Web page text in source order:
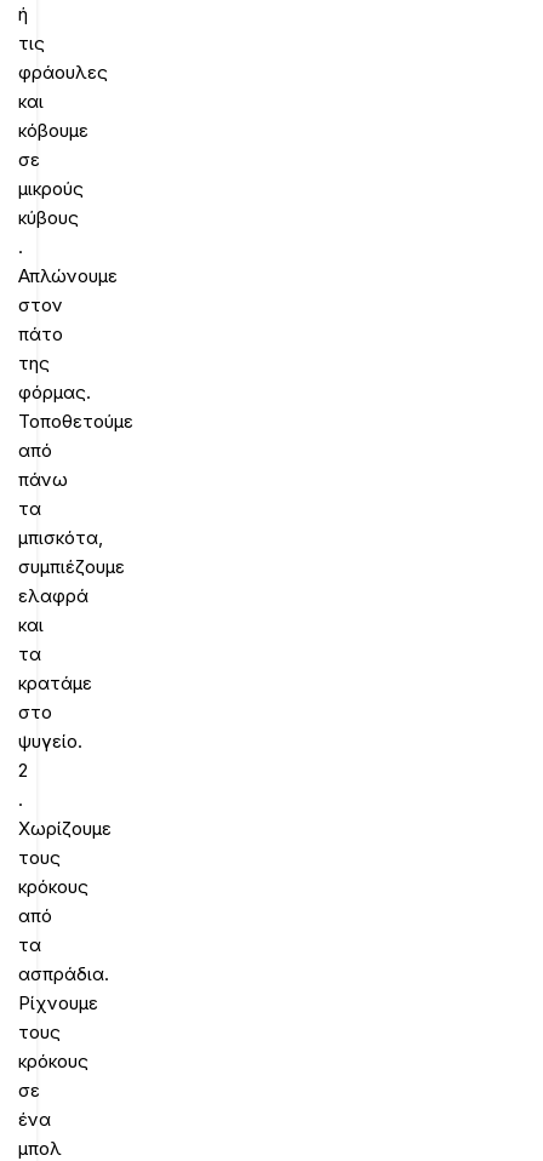
ή
τις
φράουλες
και
κόβουμε
σε
μικρούς
κύβους
.
Απλώνουμε
στον
πάτο
της
φόρμας.
Τοποθετούμε
από
πάνω
τα
μπισκότα,
συμπιέζουμε
ελαφρά
και
τα
κρατάμε
στο
ψυγείο.
2
.
Χωρίζουμε
τους
κρόκους
από
τα
ασπράδια.
Ρίχνουμε
τους
κρόκους
σε
ένα
μπολ